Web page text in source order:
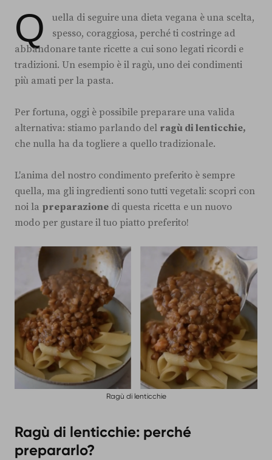
Q
uella di seguire una dieta vegana è una scelta,
spesso, coraggiosa, perché ti costringe ad
abbandonare tante ricette a cui sono legati ricordi e
tradizioni. Un esempio è il ragù, uno dei condimenti
più amati per la pasta.
Per fortuna, oggi è possibile preparare una valida
alternativa: stiamo parlando del ragù di lenticchie,
che nulla ha da togliere a quello tradizionale.
L'anima del nostro condimento preferito è sempre
quella, ma gli ingredienti sono tutti vegetali: scopri con
noi la preparazione di questa ricetta e un nuovo
modo per gustare il tuo piatto preferito!
Ragù di lenticchie
Ragù di lenticchie: perché
prepararlo?